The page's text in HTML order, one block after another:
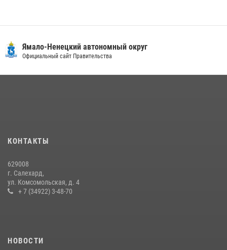
«Каникулы с Росгвардией» продолжаются на Ямале
20 июля 2026, 09:03
Ямало-Ненецкий автономный округ
Официальный сайт Правительства
КОНТАКТЫ
629008
г. Салехард,
ул. Комсомольская, д. 4
+ 7 (34922) 3-48-70
НОВОСТИ